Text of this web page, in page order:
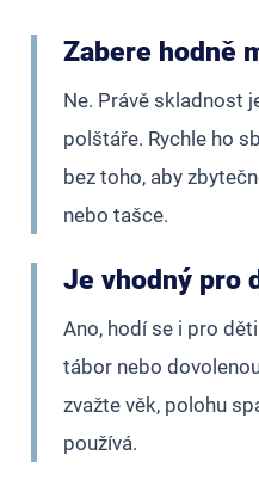
Zabere hodně
Ne. Právě skladnost
polštáře. Rychle ho
bez toho, aby
nebo tašce.
Je vhodný pro
Ano, hodí se i pro
tábor nebo
zvažte věk, polohu
používá.